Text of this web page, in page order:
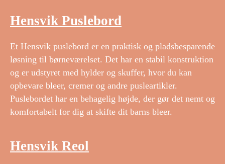
Hensvik Puslebord
Et Hensvik puslebord er en praktisk og pladsbesparende
løsning til børneværelset. Det har en stabil konstruktion
og er udstyret med hylder og skuffer, hvor du kan
opbevare bleer, cremer og andre pusleartikler.
Puslebordet har en behagelig højde, der gør det nemt og
komfortabelt for dig at skifte dit barns bleer.
Hensvik Reol